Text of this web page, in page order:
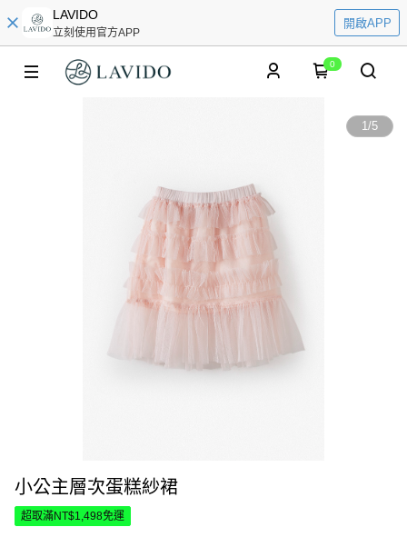
LAVIDO
立刻使用官方APP
開啟APP
0
1/5
小公主層次蛋糕紗裙
超取滿NT$1,498免運